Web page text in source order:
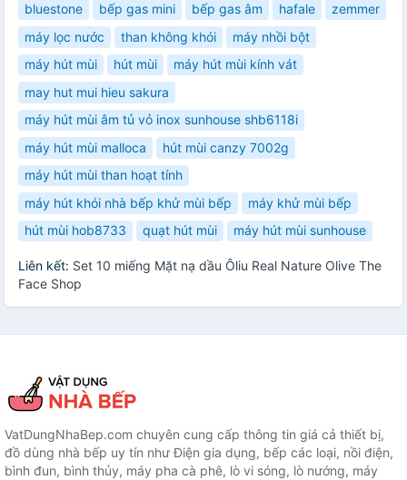
bluestone
bếp gas mini bếp gas âm hafale
zemmer
máy lọc nước
than không khói
máy nhồi bột
máy hút mùi
hút mùi
máy hút mùi kính vát
may hut mui hieu sakura
máy hút mùi âm tủ vỏ inox sunhouse shb6118i
máy hút mùi malloca
hút mùi canzy 7002g
máy hút mùi than hoạt tính
máy hút khói nhà bếp khử mùi bếp
máy khử mùi bếp
hút mùi hob8733
quạt hút mùi máy hút mùi sunhouse
Liên kết: Set 10 miếng Mặt nạ dầu Ôliu Real Nature Olive The
Face Shop
VatDungNhaBep.com chuyên cung cấp thông tin giá cả thiết bị,
đồ dùng nhà bếp uy tín như Điện gia dụng, bếp các loại, nồi điện,
bình đun, bình thủy, máy pha cà phê, lò vi sóng, lò nướng, máy